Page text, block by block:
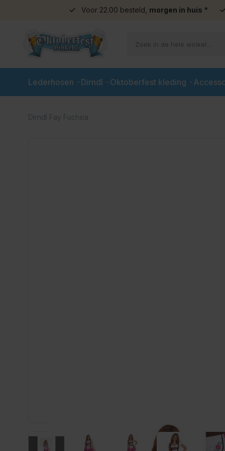
Voor 22.00 besteld, morgen in huis *
Lederhosen Dirndl Oktoberfest kleding
Dirndl Fay Fuchsia